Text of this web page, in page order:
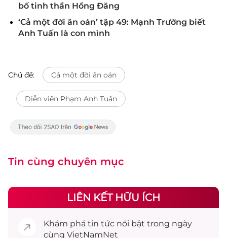
bố tinh thần Hồng Đăng
‘Cả một đời ân oán’ tập 49: Mạnh Trường biết
Anh Tuấn là con mình
Chủ đề: Cả một đời ân oán
Diễn viên Phạm Anh Tuấn
Tin cùng chuyên mục
LIÊN KẾT HỮU ÍCH
Khám phá tin tức nổi bật trong ngày
cùng VietNamNet